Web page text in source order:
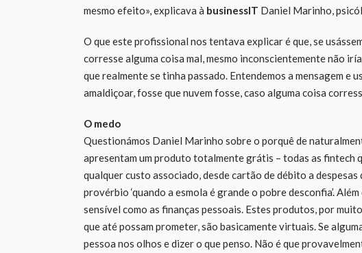
mesmo efeito», explicava à businessIT Daniel Marinho,
O que este profissional nos tentava explicar é que, se
corresse alguma coisa mal, mesmo inconscientemente não
que realmente se tinha passado. Entendemos a mensagem e
amaldiçoar, fosse que nuvem fosse, caso alguma coisa
O medo
Questionámos Daniel Marinho sobre o porquê de
apresentam um produto totalmente grátis – todas as fintech
qualquer custo associado, desde cartão de débito a
provérbio ‘quando a esmola é grande o pobre desconfia’.
sensível como as finanças pessoais. Estes produtos, por
que até possam prometer, são basicamente virtuais. Se
pessoa nos olhos e dizer o que penso. Não é que